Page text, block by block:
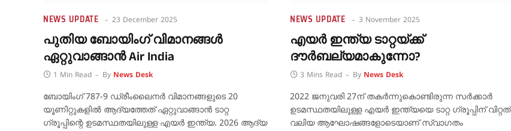
NEWS UPDATE 23 December 2025
പുതിയ ബോയിംഗ് വിമാനങ്ങൾ
ഏറ്റുവാങ്ങാൻ Air India
1 Min Read By News Desk
ബോയിംഗ് 787-9 ഡ്രീംലൈനർ വിമാനങ്ങളുടെ 20
യൂണിറ്റുകളിൽ ആദ്യത്തേത് ഏറ്റുവാങ്ങാൻ ടാറ്റ
ഗ്രൂപ്പിന്റെ ഉടമസ്ഥതയിലുള്ള എയർ ഇന്ത്യ. 2026 ആദ്യ
NEWS UPDATE 3 November 2025
എയർ ഇന്ത്യ ടാറ്റയ്ക്ക്
ദൗർബല്യമാകുന്നോ?
3 Mins Read By News Desk
2022 ജനുവരി 27ന് തകർന്നുകൊണ്ടിരുന്ന സർക്കാർ
ഉടമസ്ഥതയിലുള്ള എയർ ഇന്ത്യയെ ടാറ്റ ഗ്രൂപ്പിന് വിറ്റത്
വലിയ ആഘോഷങ്ങളോടെയാണ് സ്വാഗതം